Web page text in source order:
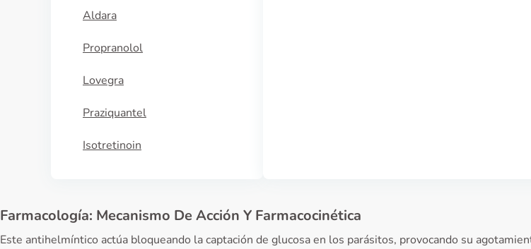
Aldara
Propranolol
Lovegra
Praziquantel
Isotretinoin
Farmacología: Mecanismo De Acción Y Farmacocinética
Este antihelmíntico actúa bloqueando la captación de glucosa en los parásitos, provocando su